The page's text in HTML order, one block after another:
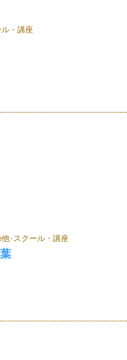
ル・講座
･スクール・講座